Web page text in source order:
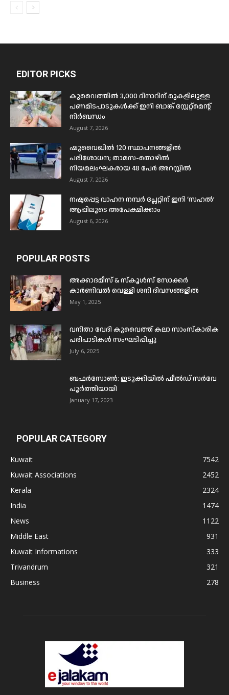
EDITOR PICKS
കുവൈത്തിൽ 3,000 ദിനാറിന് മുകളിലുള്ള
പണമിടപാടുകൾക്ക് ഇനി ബാങ്ക് സ്റ്റേറ്റ്മെന്റ്
നിർബന്ധം
August 7, 2026
ഷുവൈഖിൽ 120 സ്ഥാപനങ്ങളിൽ
പരിശോധന; താമസ-തൊഴിൽ
നിയമലംഘകരായ 48 പേർ അറസ്റ്റിൽ
August 7, 2026
നഷ്ടപ്പെട്ട വാഹന നമ്പർ പ്ലേറ്റിന് ഇനി ‘സഹൽ’
ആപ്പിലൂടെ അപേക്ഷിക്കാം
August 6, 2026
POPULAR POSTS
അക്കാദമീസ് & സ്കൂൾസ് സോക്കർ
കാർണിവൽ വെള്ളി ശനി ദിവസങ്ങളിൽ
May 1, 2025
വനിതാ വേദി കുവൈത്ത് കലാ സാംസ്കാരിക
പരിപാടികൾ സംഘടിപ്പിച്ചു
July 6, 2025
ബഫര്‍സോണ്‍: ഇടുക്കിയില്‍ ഫീല്‍ഡ് സര്‍വേ
പൂര്‍ത്തിയായി
January 17, 2023
POPULAR CATEGORY
Kuwait
7542
Kuwait Associations
2452
Kerala
2324
India
1474
News
1122
Middle East
931
Kuwait Informations
333
Trivandrum
321
Business
278